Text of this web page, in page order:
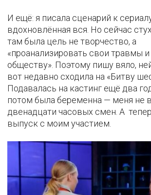
И ещё: я писала сценарий к
вдохновлённая вся. Но сейчас
там была цель не творчество, а
«проанализировать свои травмы и
обществу». Поэтому пишу вяло,
вот недавно сходила на «Битву
Подавалась на кастинг ещё два
потом была беременна — меня не
двенадцати часовых смен. А
выпуск с моим участием.